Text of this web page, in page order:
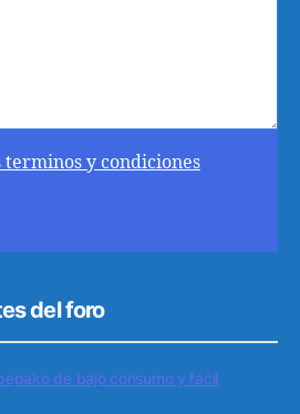
terminos y condiciones
del foro
de bajo consumo y fácil